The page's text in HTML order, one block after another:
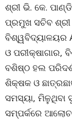
ଶ୍ରୀ ଭି. କେ.
ପ୍ରମୁଖ ସଚିବ ଶ୍ରୀ
ବିଶ୍ୱବିଦ୍ୟାଳୟର
ଓ ପରୀକ୍ଷାଗାର,
ବଶିଷ୍ଠ ହଲ
ଶିକ୍ଷକ ଓ
ସମସ୍ୟା, ମିଳୁଥିବା
ସମ୍ପର୍କରେ